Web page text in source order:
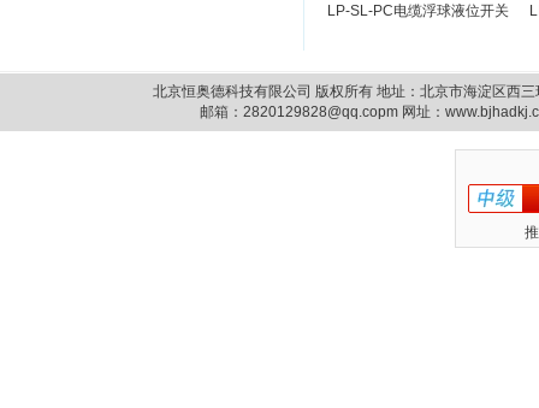
LP-SL-PC电缆浮球液位开关
北京恒奥德科技有限公司 版权所有 地址：北京市海淀区西
邮箱：2820129828@qq.copm 网址：